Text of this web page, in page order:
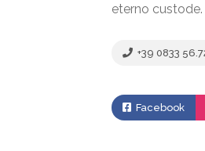
eterno custode.
+39 0833
Facebook